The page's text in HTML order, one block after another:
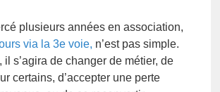
plusieurs années en association,
via la 3e voie, n’est pas simple.
il s’agira de changer de métier, de
certains, d’accepter une perte